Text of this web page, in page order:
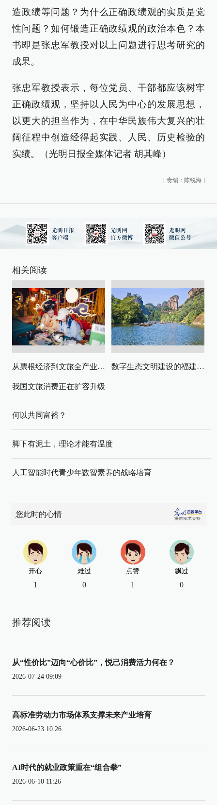
造政绩等问题？为什么正确政绩观的实质是党
性问题？如何锻造正确政绩观的政治本色？本
书即是张忠军教授对以上问题进行思考研究的
成果。
张忠军教授表示，每位党员、干部都应该树牢
正确政绩观，坚持以人民为中心的发展思想，
以更大的担当作为，在中华民族伟大复兴的壮
阔征程中创造经得起实践、人民、历史检验的
实绩。（光明日报全媒体记者 胡其峰）
[ 责编：陈锐海 ]
相关阅读
从票根经济到文旅全产业链升级 数字生态文明建设的福建路径与启示
我国文旅消费正在扩容升级
何以共同富裕？
脚下有泥土，理论才能有温度
人工智能时代青少年数智素养的战略培育
您此时的心情
开心
1
难过
0
点赞
1
飘过
0
推荐阅读
从“性价比”迈向“心价比”，悦己消费活力何在？
2026-07-24 09:09
高标准劳动力市场体系支撑未来产业培育
2026-06-23 10:26
AI时代的就业政策重在“组合拳”
2026-06-10 11:26